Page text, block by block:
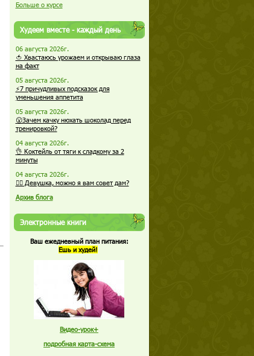
Больше о курсе
Худеем вместе - каждый день
06 августа 2026г.
🍅 Хвастаюсь урожаем и открываю глаза
на факт
05 августа 2026г.
⚡7 причудливых подсказок для
уменьшения аппетита
05 августа 2026г.
😮Зачем качку нюхать шоколад перед
тренировкой?
04 августа 2026г.
👌 Коктейль от тяги к сладкому за 2
минуты
04 августа 2026г.
🏋️‍♀️ Девушка, можно я вам совет дам?
Архив блога
Электронные книги
Ваш ежедневный план питания:
Ешь и худей!
Видео-урок+
подробная карта-схема